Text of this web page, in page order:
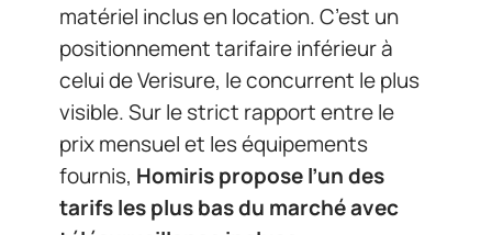
matériel inclus en location. C’est un
positionnement tarifaire inférieur à
celui de Verisure, le concurrent le plus
visible. Sur le strict rapport entre le
prix mensuel et les équipements
fournis, Homiris propose l’un des
tarifs les plus bas du marché avec